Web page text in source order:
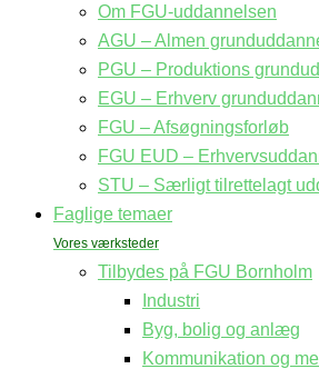
Om FGU-uddannelsen
AGU – Almen
PGU – Produktions
EGU – Erhverv
FGU – Afsøgningsforløb
FGU EUD –
STU – Særligt tilrettelagt
Faglige temaer
Tilbydes på FGU Bornholm
Industri
Byg, bolig og anlæg
Kommunikation og